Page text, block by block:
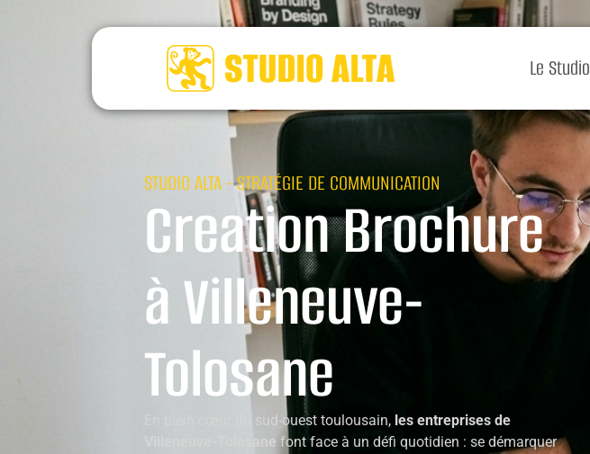
Le Studio
STUDIO ALTA - STRATÉGIE DE COMMUNICATION
Creation Brochure
à Villeneuve-
Tolosane
En plein cœur du sud-ouest toulousain, les entreprises de
Villeneuve-Tolosane font face à un défi quotidien : se démarquer